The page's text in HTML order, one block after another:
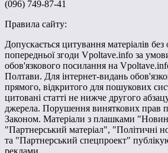
(096) 749-87-41
Правила сайту:
Допускається цитування матеріалів
попередньої згоди Vpoltave.info за
обов'язкового посилання на
Полтави. Для інтернет-видань
прямого, відкритого для пошукових
цитовані статті не нижче другого
джерела. Порушення виняткових прав
Законом. Матеріали з плашками
"Партнерський матеріал", "Політичні
та "Партнерський спецпроект"
реклами.